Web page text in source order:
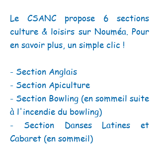
Le CSANC propose 6 sections
culture & loisirs sur Nouméa. Pour
en savoir plus, un simple clic !
- Section Anglais
- Section Apiculture
- Section Bowling (en sommeil suite
à l'incendie du bowling)
- Section Danses Latines et
Cabaret (en sommeil)